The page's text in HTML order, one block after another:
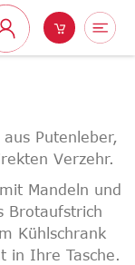
Putenleber,
Verzehr.
Mandeln und
Brotaufstrich
Kühlschrank
in Ihre Tasche.